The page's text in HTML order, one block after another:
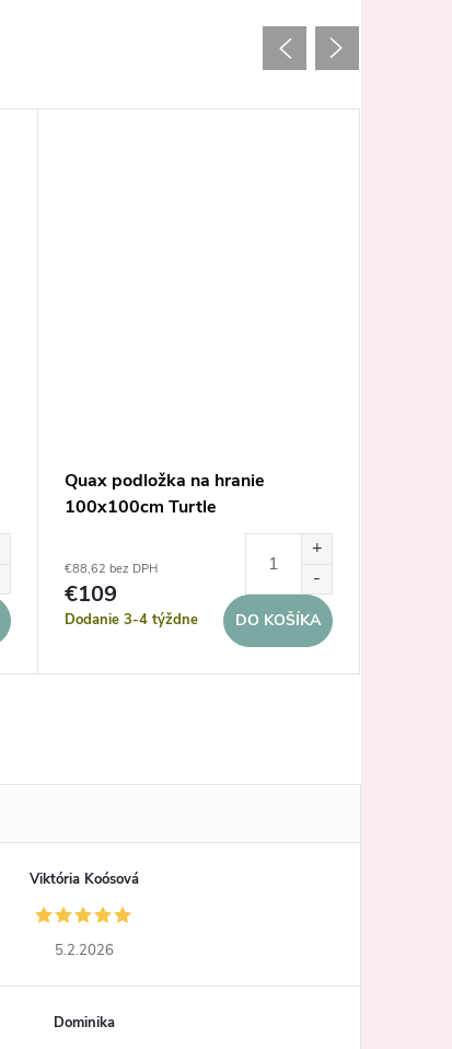
Quax podložka na hranie
100x100cm Turtle
€88,62 bez DPH
€109
Dodanie 3-4 týždne DO KOŠÍKA
Viktória Koósová
5.2.2026
Dominika